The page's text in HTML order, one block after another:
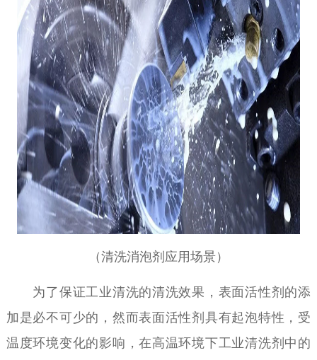
（清洗消泡剂应用场景）
为了保证工业清洗的清洗效果，表面活性剂的添
加是必不可少的，然而表面活性剂具有起泡特性，受
温度环境变化的影响，在高温环境下工业清洗剂中的